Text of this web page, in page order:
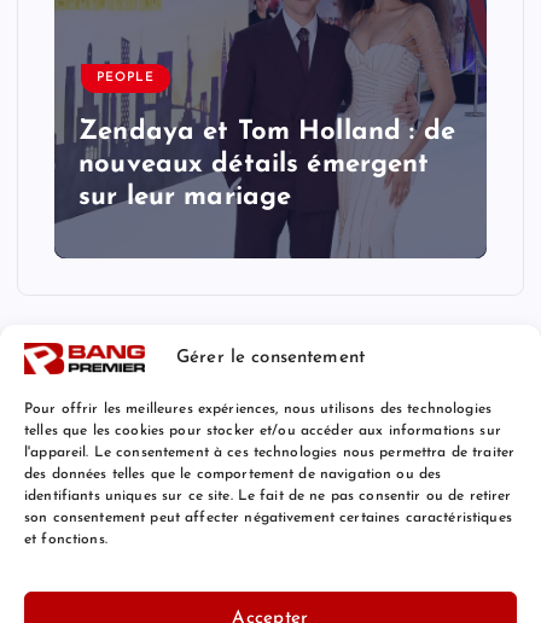
Gérer le consentement
Pour offrir les meilleures expériences, nous utilisons des technologies
telles que les cookies pour stocker et/ou accéder aux informations sur
l'appareil. Le consentement à ces technologies nous permettra de traiter
des données telles que le comportement de navigation ou des
identifiants uniques sur ce site. Le fait de ne pas consentir ou de retirer
son consentement peut affecter négativement certaines caractéristiques
et fonctions.
Accepter
PEOPLE
Zendaya et Tom Holland : de
nouveaux détails émergent
sur leur mariage
Mentions Légales